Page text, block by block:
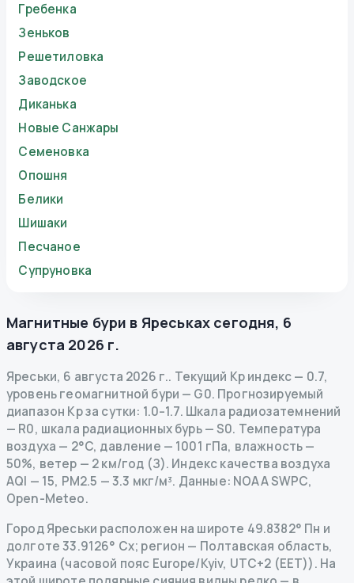
Гребенка
Зеньков
Решетиловка
Заводское
Диканька
Новые Санжары
Семеновка
Опошня
Белики
Шишаки
Песчаное
Супруновка
Магнитные бури в Яреськах сегодня, 6
августа 2026 г.
Яреськи, 6 августа 2026 г.. Текущий Kp индекс— 0.7,
уровень геомагнитной бури — G0. Прогнозируемый
диапазон Kp за сутки: 1.0–1.7. Шкала радиозатемнений
— R0, шкала радиационных бурь— S0. Температура
воздуха — 2°C, давление — 1001 гПа, влажность —
50%, ветер — 2 км/год (З). Индекс качества воздуха
AQI — 15, PM2.5 — 3.3 мкг/м³. Данные: NOAA SWPC,
Open-Meteo.
Город Яреськи расположен на широте 49.8382° Пн и
долготе 33.9126° Сх; регион — Полтавская область,
Украина (часовой пояс Europe/Kyiv, UTC+2 (EET)). На